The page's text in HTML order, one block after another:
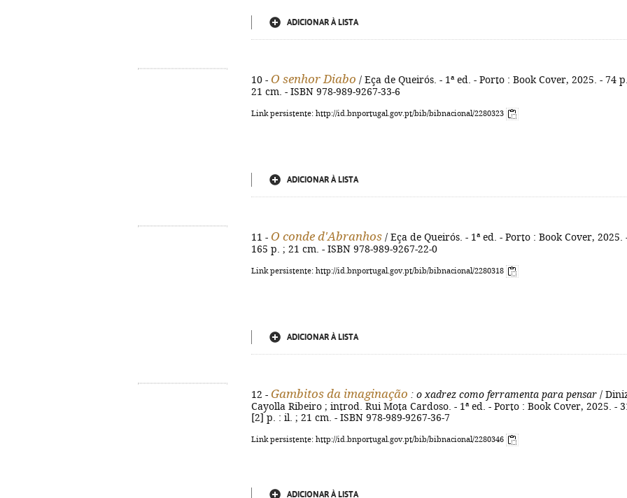
ADICIONAR À LISTA
10 - O senhor Diabo / Eça de Queirós. - 1ª ed. - Porto : Book Cover, 2025. - 74
21 cm. - ISBN 978-989-9267-33-6
Link persistente: http://id.bnportugal.gov.pt/bib/bibnacional/2280323
ADICIONAR À LISTA
11 - O conde d'Abranhos / Eça de Queirós. - 1ª ed. - Porto : Book Cover, 2025.
165 p. ; 21 cm. - ISBN 978-989-9267-22-0
Link persistente: http://id.bnportugal.gov.pt/bib/bibnacional/2280318
ADICIONAR À LISTA
12 - Gambitos da imaginação : o xadrez como ferramenta para pensar /
Cayolla Ribeiro ; introd. Rui Mota Cardoso. - 1ª ed. - Porto : Book Cover, 2025. -
[2] p. : il. ; 21 cm. - ISBN 978-989-9267-36-7
Link persistente: http://id.bnportugal.gov.pt/bib/bibnacional/2280346
ADICIONAR À LISTA